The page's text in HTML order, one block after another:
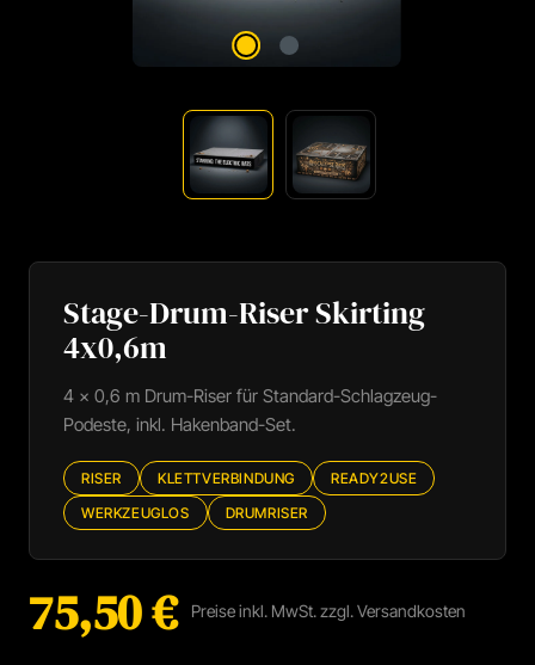
Stage-Drum-Riser Skirting
4x0,6m
4 × 0,6 m Drum-Riser für Standard-Schlagzeug-
Podeste, inkl. Hakenband-Set.
RISER KLETTVERBINDUNG
READY2USE
WERKZEUGLOS
DRUMRISER
Regulärer Preis:
75,50 € Preise inkl. MwSt. zzgl. Versandkosten